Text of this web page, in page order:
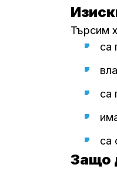
Търсим
са
са
са
Защо